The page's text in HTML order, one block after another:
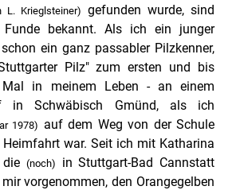
L. Krieglsteiner) gefunden wurde, sind
Funde bekannt. Als ich ein junger
ein ganz passabler Pilzkenner,
Pilz" zum ersten und bis
Mal in meinem Leben - an einem
in Schwäbisch Gmünd, als ich
1978)
auf dem Weg von der Schule
war. Seit ich mit Katharina
(noch)
in Stuttgart-Bad Cannstatt
vorgenommen, den Orangegelben